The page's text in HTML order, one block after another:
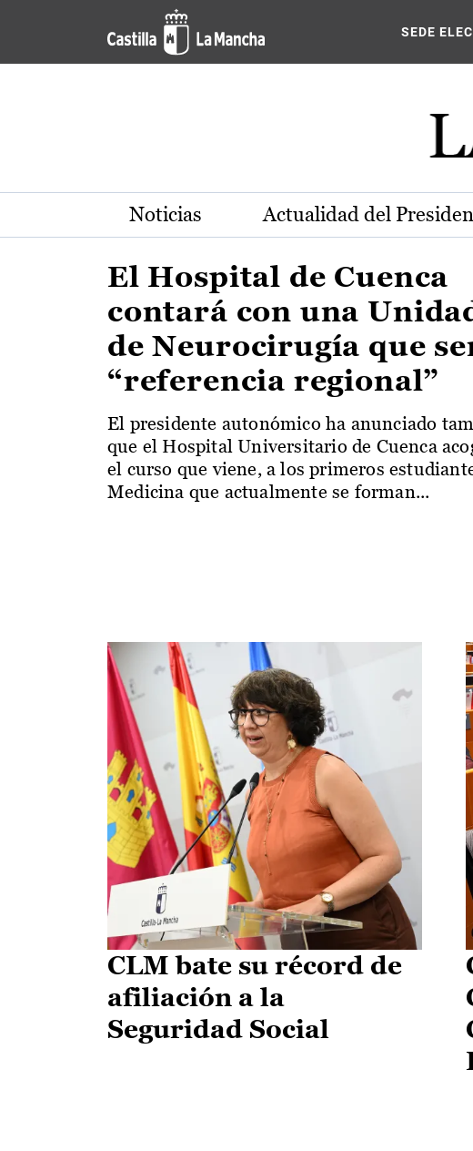
Pasar al contenido principal
Actualidad de la región de SEDE
Noticias Actualidad del
El Hospital de Cuenca
contará con una
de Neurocirugía que
“referencia regional”
El presidente autonómico ha anunciado
que el Hospital Universitario de Cuenca
el curso que viene, a los primeros
Medicina que actualmente se forman...
CLM bate su récord de
afiliación a la
Seguridad Social